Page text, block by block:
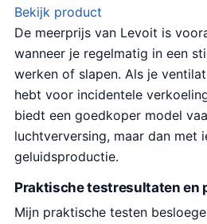
Bekijk product
De meerprijs van Levoit is
wanneer je regelmatig in een
werken of slapen. Als je
hebt voor incidentele
biedt een goedkoper model
luchtverversing, maar dan met
geluidsproductie.
Praktische testresultaten en
Mijn praktische testen